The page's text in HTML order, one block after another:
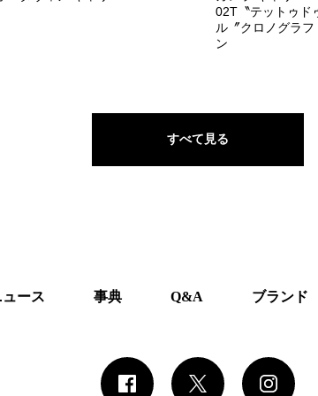
02T〝テットゥド
ル〞クロノグラ
ン
すべて見る
ース 事典 Q&A ブランド